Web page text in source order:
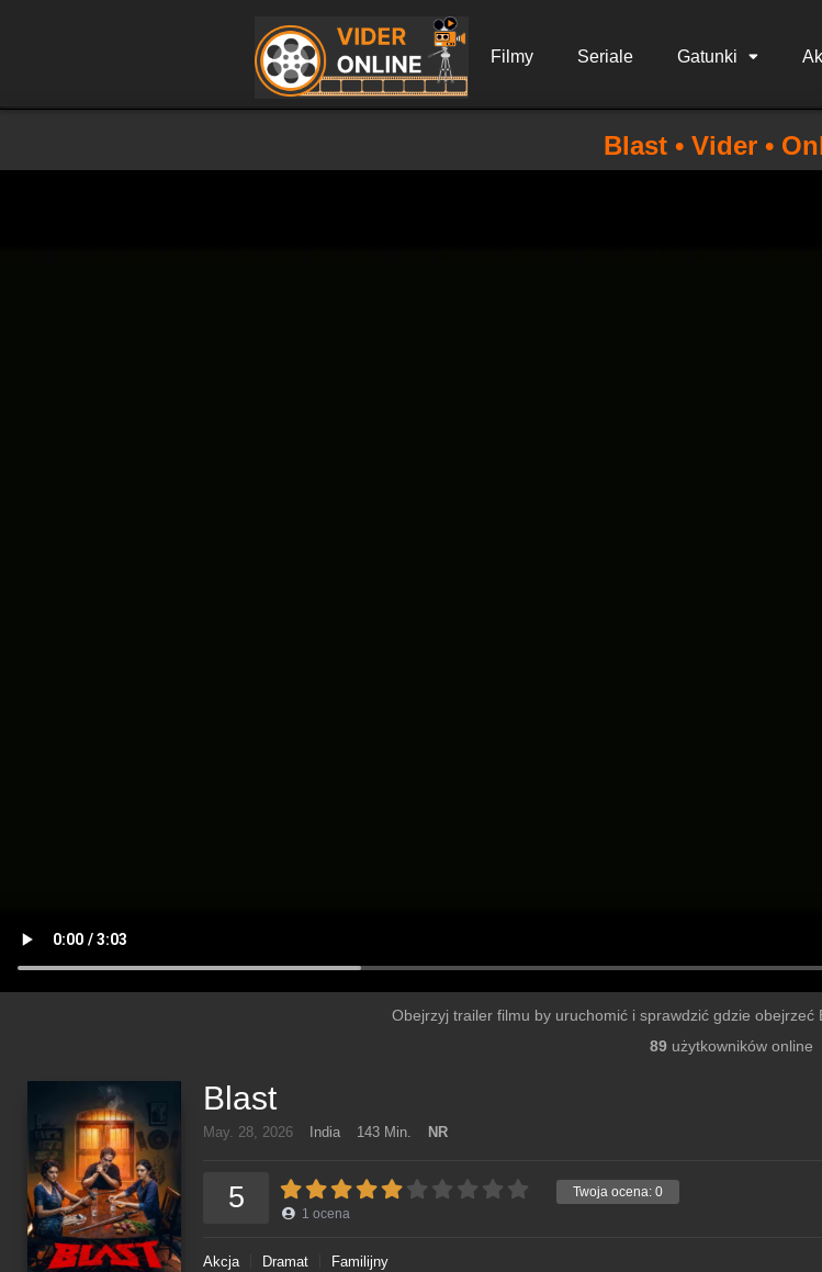
Filmy Seriale Gatunki
Blast • Vider •
Obejrzyj trailer filmu by uruchomić i sprawdzić gdzie obejrzeć
89użytkowników online
Blast
May. 28, 2026 India 143 Min. NR
Twoja ocena: 0
5 1 ocena
Akcja Dramat Familijny